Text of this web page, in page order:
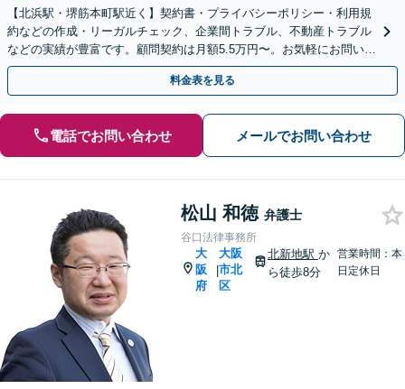
【北浜駅・堺筋本町駅近く】契約書・プライバシーポリシー・利用規
約などの作成・リーガルチェック、企業間トラブル、不動産トラブル
などの実績が豊富です。顧問契約は月額5.5万円〜。お気軽にお問い合
わせください【WEB面談可】【休日・夜間相談可】
料金表を見る
電話でお問い合わせ メールでお問い合わせ
松山 和徳 弁護士
谷口法律事務所
大
阪
府
|
大阪
市北
区
北新地駅 か
ら徒歩8分
営業時間：本
日定休日